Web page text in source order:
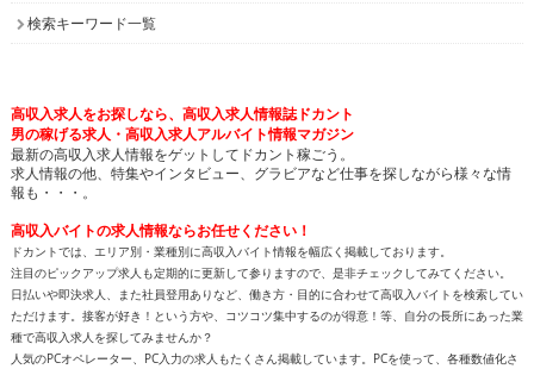
検索キーワード一覧
高収入求人をお探しなら、高収入求人情報誌ドカント
男の稼げる求人・高収入求人アルバイト情報マガジン
最新の高収入求人情報をゲットしてドカント稼ごう。
求人情報の他、特集やインタビュー、グラビアなど仕事を探しながら様々な情
報も・・・。
高収入バイトの求人情報ならお任せください！
ドカントでは、エリア別・業種別に高収入バイト情報を幅広く掲載しております。
注目のピックアップ求人も定期的に更新して参りますので、是非チェックしてみてください。
日払いや即決求人、また社員登用ありなど、働き方・目的に合わせて高収入バイトを検索してい
ただけます。接客が好き！という方や、コツコツ集中するのが得意！等、自分の長所にあった業
種で高収入求人を探してみませんか？
人気のPCオペレーター、PC入力の求人もたくさん掲載しています。PCを使って、各種数値化さ